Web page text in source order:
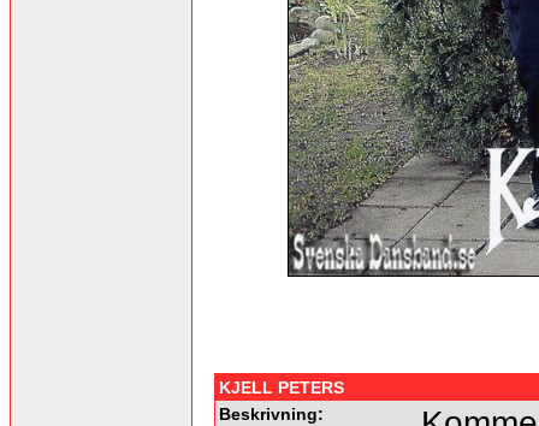
KJELL PETERS
Beskrivning: